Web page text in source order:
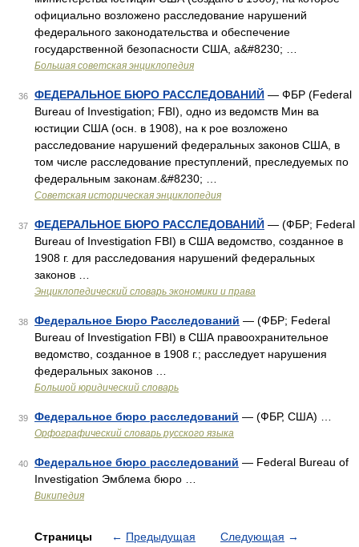
официально возложено расследование нарушений
федерального законодательства и обеспечение
государственной безопасности США, а&#8230; …
Большая советская энциклопедия
36 ФЕДЕРАЛЬНОЕ БЮРО РАССЛЕДОВАНИЙ — ФБР (Federal
Bureau of Investigation; FBI), одно из ведомств Мин ва
юстиции США (осн. в 1908), на к рое возложено
расследование нарушений федеральных законов США, в
том числе расследование преступлений, преследуемых по
федеральным законам.&#8230; …
Советская историческая энциклопедия
37 ФЕДЕРАЛЬНОЕ БЮРО РАССЛЕДОВАНИЙ — (ФБР; Federal
Bureau of Investigation FBI) в США ведомство, созданное в
1908 г. для расследования нарушений федеральных
законов …
Энциклопедический словарь экономики и права
38 Федеральное Бюро Расследований — (ФБР; Federal
Bureau of Investigation FBI) в США правоохранительное
ведомство, созданное в 1908 г.; расследует нарушения
федеральных законов …
Большой юридический словарь
39 Федеральное бюро расследований — (ФБР, США) …
Орфографический словарь русского языка
40 Федеральное бюро расследований — Federal Bureau of
Investigation Эмблема бюро …
Википедия
Страницы ← Предыдущая Следующая →